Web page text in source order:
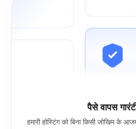
पैसे वापस
हमारी होस्टिंग को बिना किसी जोखिम के